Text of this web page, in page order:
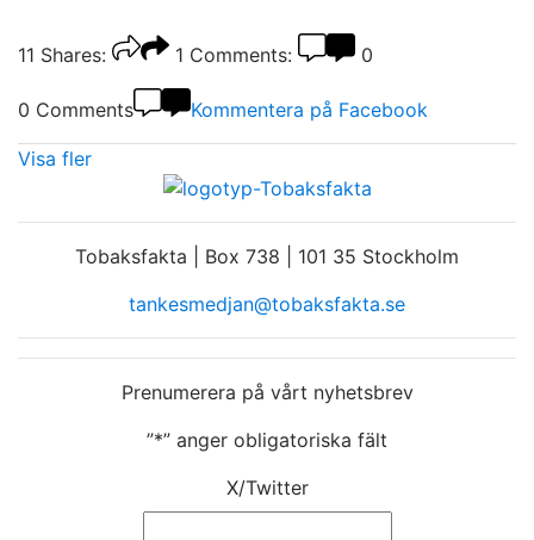
11 Shares: 1 Comments: 0
0 Comments Kommentera på Facebook
Visa fler
Tobaksfakta | Box 738 | 101 35 Stockholm
tankesmedjan@tobaksfakta.se
Prenumerera på vårt nyhetsbrev
”*” anger obligatoriska fält
X/Twitter